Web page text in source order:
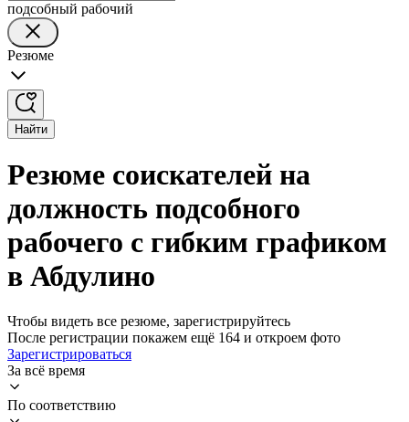
подсобный рабочий
Резюме
Найти
Резюме соискателей на
должность подсобного
рабочего с гибким графиком
в Абдулино
Чтобы видеть все резюме, зарегистрируйтесь
После регистрации покажем ещё 164 и откроем фото
Зарегистрироваться
За всё время
По соответствию